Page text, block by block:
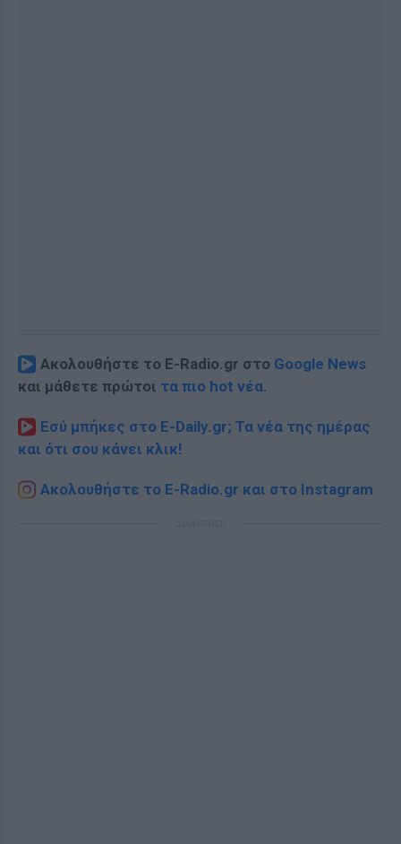
Ακολουθήστε το E-Radio.gr στο Google News
και μάθετε πρώτοι τα πιο hot νέα.
Εσύ μπήκες στο E-Daily.gr; Τα νέα της ημέρας
και ότι σου κάνει κλικ!
Ακολουθήστε το E-Radio.gr και στο Instagram